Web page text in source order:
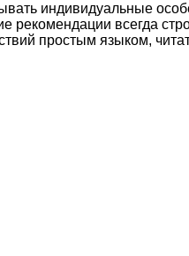
индивидуальные
рекомендации всегда
простым языком,